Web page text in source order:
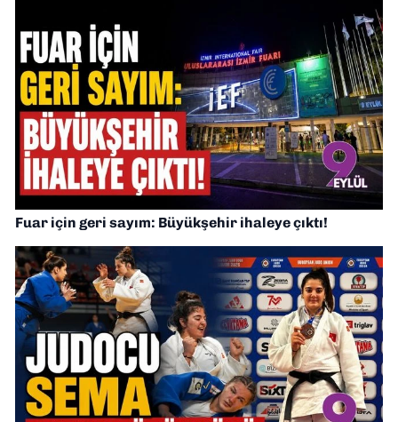
Fuar için geri sayım: Büyükşehir ihaleye çıktı!